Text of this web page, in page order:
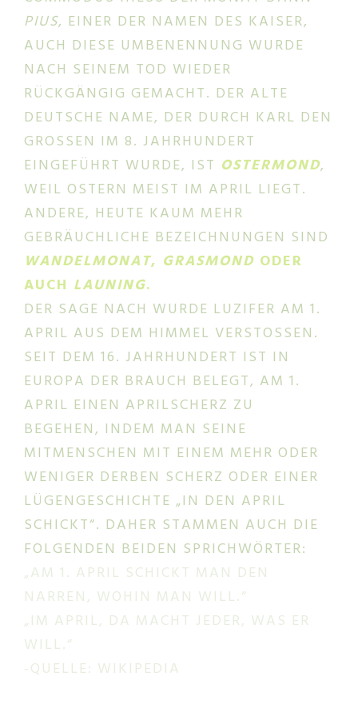
PIUS, EINER DER NAMEN DES KAISER,
AUCH DIESE UMBENENNUNG WURDE
NACH SEINEM TOD WIEDER
RÜCKGÄNGIG GEMACHT. DER ALTE
DEUTSCHE NAME, DER DURCH KARL DEN
GROSSEN IM 8. JAHRHUNDERT E
INGEFÜHRT WURDE, IST OSTERMOND,
WEIL OSTERN MEIST IM APRIL LIEGT.
ANDERE, HEUTE KAUM MEHR
GEBRÄUCHLICHE BEZEICHNUNGEN SIND
WANDELMONAT, GRASMOND ODER
AUCH LAUNING.
DER SAGE NACH WURDE LUZIFER AM 1.
APRIL AUS DEM HIMMEL VERSTOSSEN.
SEIT DEM 16. JAHRHUNDERT IST IN
EUROPA DER BRAUCH BELEGT, AM 1.
APRIL EINEN APRILSCHERZ ZU
BEGEHEN, INDEM MAN SEINE
MITMENSCHEN MIT EINEM MEHR ODER
WENIGER DERBEN SCHERZ ODER EINER
LÜGENGESCHICHTE „IN DEN APRIL
SCHICKT“. DAHER STAMMEN AUCH DIE
FOLGENDEN BEIDEN SPRICHWÖRTER:
„AM 1. APRIL SCHICKT MAN DEN
NARREN, WOHIN MAN WILL.“
„IM APRIL, DA MACHT JEDER, WAS ER
WILL.“
-QUELLE: WIKIPEDIA